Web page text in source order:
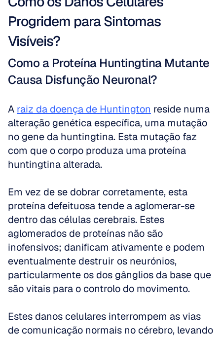
Progridem para Sintomas
Visíveis?
Como a Proteína Huntingtina Mutante
Causa Disfunção Neuronal?
A raiz da doença de Huntington reside numa
alteração genética específica, uma mutação
no gene da huntingtina. Esta mutação faz
com que o corpo produza uma proteína
huntingtina alterada.
Em vez de se dobrar corretamente, esta
proteína defeituosa tende a aglomerar-se
dentro das células cerebrais. Estes
aglomerados de proteínas não são
inofensivos; danificam ativamente e podem
eventualmente destruir os neurónios,
particularmente os dos gânglios da base que
são vitais para o controlo do movimento.
Estes danos celulares interrompem as vias
de comunicação normais no cérebro, levando